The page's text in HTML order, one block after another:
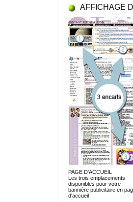
AFFICHAGE
PAGE D'ACCUEIL
Les trois emplacements
disponibles pour votre
bannière publicitaire en
d'accueil